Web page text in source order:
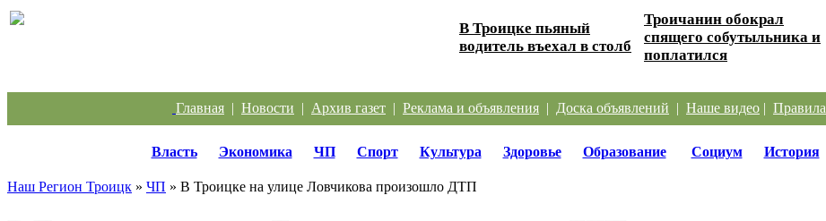
В Троицке пьяный
водитель въехал в столб
Троичанин обокрал
спящего собутыльника и
поплатился
Главная | Новости | Архив газет | Реклама и объявления | Доска объявлений | Наше видео | Правила
Власть Экономика ЧП Спорт Культура Здоровье Образование Социум История
Наш Регион Троицк » ЧП » В Троицке на улице Ловчикова произошло ДТП